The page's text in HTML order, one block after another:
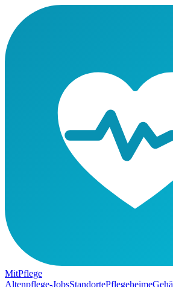
MitPflege
Altenpflege-JobsStandortePflegeheime